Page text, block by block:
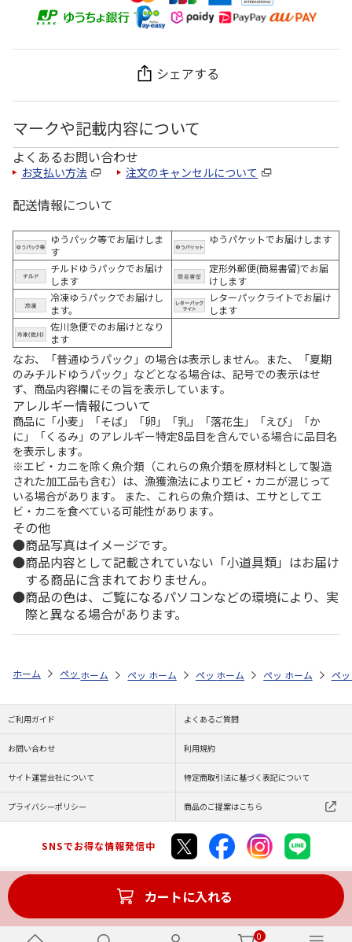
0
シェアする
マークや記載内容について
よくあるお問い合わせ
お支払い方法 注文のキャンセルについて
配送情報について
ゆうパック等でお届けしま
す
ゆうパケットでお届けします
チルドゆうパックでお届け
します
定形外郵便(簡易書留)でお届
けします
冷凍ゆうパックでお届けし
ます。
レターパックライトでお届け
します
佐川急便でのお届けとなり
ます
なお、「普通ゆうパック」の場合は表示しません。また、「夏期
のみチルドゆうパック」などとなる場合は、記号での表示はせ
ず、商品内容欄にその旨を表示しています。
アレルギー情報について
商品に「小麦」「そば」「卵」「乳」「落花生」「えび」「か
に」「くるみ」のアレルギー特定8品目を含んでいる場合に品目名
を表示します。
※エビ・カニを除く魚介類（これらの魚介類を原材料として製造
された加工品も含む）は、漁獲漁法によりエビ・カニが混じって
いる場合があります。 また、これらの魚介類は、エサとしてエ
ビ・カニを食べている可能性があります。
その他
商品写真はイメージです。
商品内容として記載されていない「小道具類」はお届け
する商品に含まれておりません。
商品の色は、ご覧になるパソコンなどの環境により、実
際と異なる場合があります。
カートに入れる
ホーム ペットストア ケージ・飼育その他用品 ケージ用パーツ・お
ホーム ペットストア ケージ・飼育その他用品 ケ
ホーム ペットストア ケージ・飼育その
ホーム ペットストア ケ
ホーム ペ
ご利用ガイド よくあるご質問
お問い合わせ 利用規約
サイト運営会社について 特定商取引法に基づく表記について
プライバシーポリシー 商品のご提案はこちら
SNSでお得な情報発信中